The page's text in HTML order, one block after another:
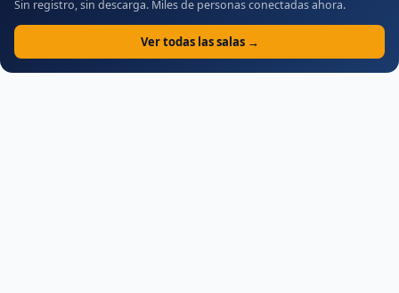
Sin registro, sin descarga. Miles de personas conectadas ahora.
Ver todas las salas →